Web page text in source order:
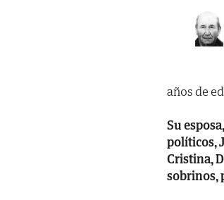
años de
Su
políticos,
Cristina,
sobrinos,